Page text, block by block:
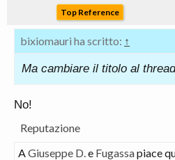
Top Reference
bixiomauri ha scritto: ↑
Ma cambiare il titolo al
No!
Reputazione
AGiuseppe D.e Fugassapiace